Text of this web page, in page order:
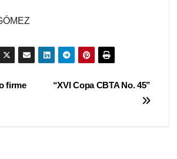
“XVI Copa CBTA No. 45”
firme